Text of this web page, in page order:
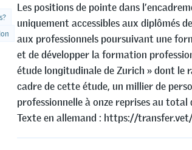
Les positions de pointe dans
uniquement accessibles aux diplômés
aux professionnels poursuivant une
et de développer la formation
étude longitudinale de Zurich » dont le
cadre de cette étude, un millier de
professionnelle à onze reprises au total
Texte en allemand : https://